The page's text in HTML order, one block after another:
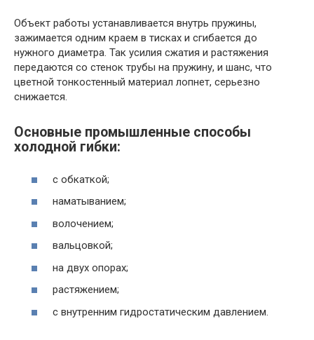
Объект работы устанавливается внутрь пружины,
зажимается одним краем в тисках и сгибается до
нужного диаметра. Так усилия сжатия и растяжения
передаются со стенок трубы на пружину, и шанс, что
цветной тонкостенный материал лопнет, серьезно
снижается.
Основные промышленные способы
холодной гибки:
с обкаткой;
наматыванием;
волочением;
вальцовкой;
на двух опорах;
растяжением;
с внутренним гидростатическим давлением.